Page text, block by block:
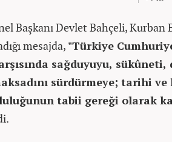
Başkanı Devlet Bahçeli, Kurban
mesajda, "Türkiye
sağduyuyu,
sürdürmeye; tarihi
tabii gereği olarak